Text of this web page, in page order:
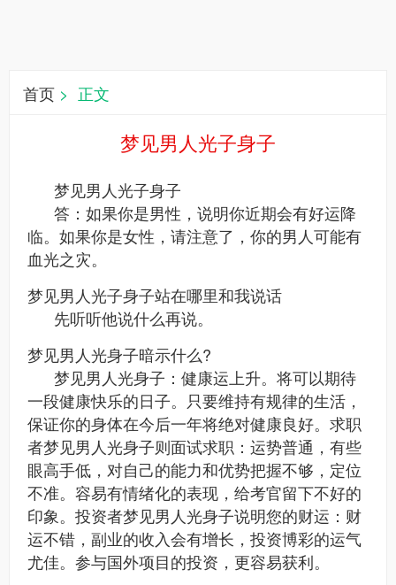
首页 > 正文
梦见男人光子身子
梦见男人光子身子
答：如果你是男性，说明你近期会有好运降
临。如果你是女性，请注意了，你的男人可能有
血光之灾。
梦见男人光子身子站在哪里和我说话
先听听他说什么再说。
梦见男人光身子暗示什么?
梦见男人光身子：健康运上升。将可以期待
一段健康快乐的日子。只要维持有规律的生活，
保证你的身体在今后一年将绝对健康良好。求职
者梦见男人光身子则面试求职：运势普通，有些
眼高手低，对自己的能力和优势把握不够，定位
不准。容易有情绪化的表现，给考官留下不好的
印象。投资者梦见男人光身子说明您的财运：财
运不错，副业的收入会有增长，投资博彩的运气
尤佳。参与国外项目的投资，更容易获利。